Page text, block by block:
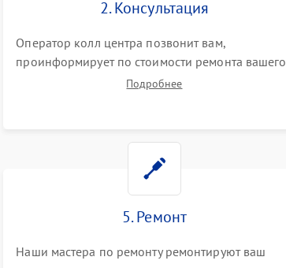
2. Консультация
Оператор колл центра позвонит вам,
проинформирует по стоимости ремонта вашего
смарт-часов а также ответит на все ваши
Подробнее
5. Ремонт
Наши мастера по ремонту ремонтируют ваш